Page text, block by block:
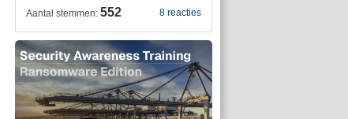
8 reacties
Aantal stemmen: 552